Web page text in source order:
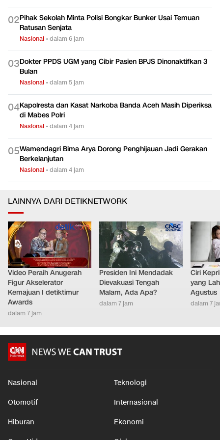
02Pihak Sekolah Minta Polisi Bongkar Bunker Usai Temuan
Ratusan Senjata
Nasional •dalam 6 jam
03Dokter PPDS UGM yang Cibir Pasien BPJS Dinonaktifkan 3
Bulan
Nasional •dalam 5 jam
04Kapolresta dan Kasat Narkoba Banda Aceh Masih Diperiksa
di Mabes Polri
Nasional •dalam 4 jam
05Wamendagri Bima Arya Dorong Penghijauan Jadi Gerakan
Berkelanjutan
Nasional •dalam 4 jam
LAINNYA DARI DETIKNETWORK
Video Peraih Anugerah
Figur Akselerator
Kemajuan I detiktimur
Awards
dalam 7 jam
Presiden Ini Mendadak
Dievakuasi Tengah
Malam, Ada Apa?
dalam 7 jam
Ciri
yang
Agustus
dalam 7
Nasional Teknologi
Otomotif Internasional
Hiburan Ekonomi